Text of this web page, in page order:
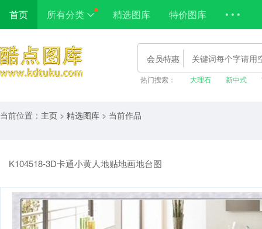
首页 所有分类 精选图库 特价图库 • • •
会员特惠
热门搜索： 大理石 新中式
当前位置： 主页 > 精选图库 > 当前作品
K104518-3D卡通小黄人地贴地画地台图